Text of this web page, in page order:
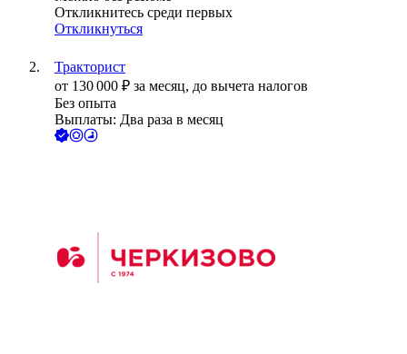
Откликнитесь среди первых
Откликнуться
Тракторист
от 130 000 ₽ за месяц, до вычета налогов
Без опыта
Выплаты: Два раза в месяц